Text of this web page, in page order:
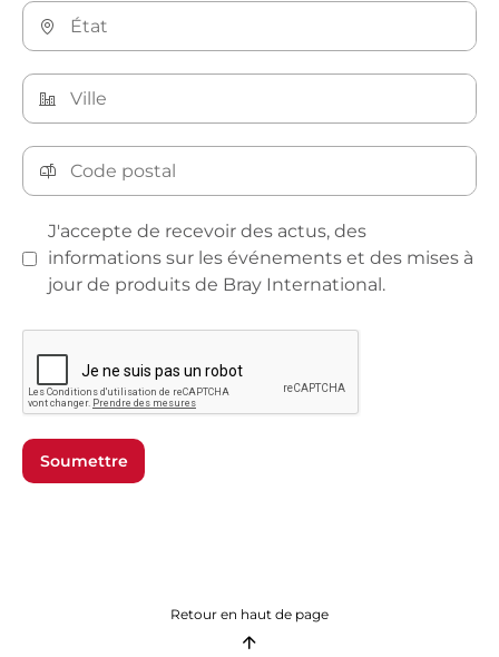
J'accepte de recevoir des actus, des
informations sur les événements et des mises à
jour de produits de Bray International.
Soumettre
Retour en haut de page